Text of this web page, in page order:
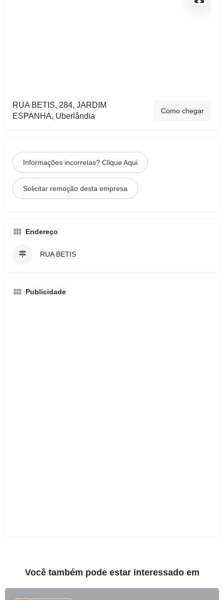
RUA BETIS, 284, JARDIM
ESPANHA, Uberlândia
Como chegar
Informações incorretas? Clique Aqui
Solicitar remoção desta empresa
Endereço
RUA BETIS
Publicidade
Você também pode estar interessado em